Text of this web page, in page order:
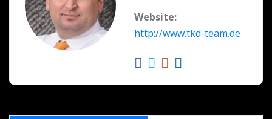
Website:
http://www.tkd-team.de